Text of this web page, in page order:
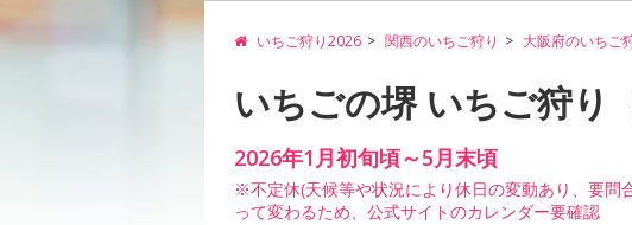
いちご狩り2026 関西のいちご狩り 大阪府のいちご
いちごの堺 いちご狩り
2026年1月初旬頃～5月末頃
※不定休(天候等や状況により休日の変動あり、要問
って変わるため、公式サイトのカレンダー要確認